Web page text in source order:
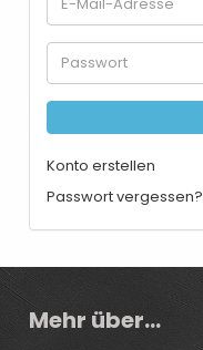
Mail-
Adresse
Passwort
Konto erstellen
Passwort vergessen?
Mehr über...